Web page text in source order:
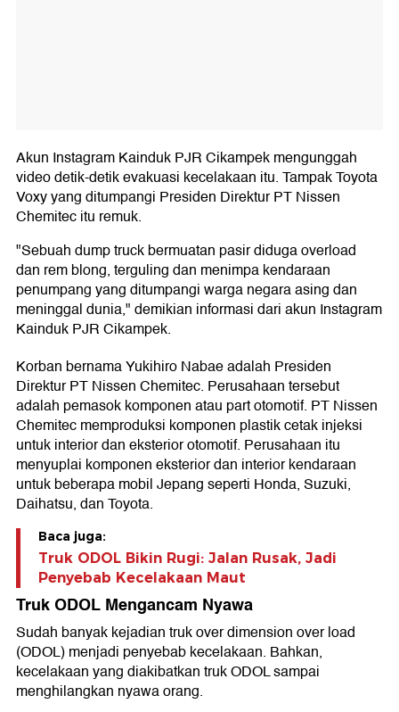
Akun Instagram Kainduk PJR Cikampek mengunggah
video detik-detik evakuasi kecelakaan itu. Tampak Toyota
Voxy yang ditumpangi Presiden Direktur PT Nissen
Chemitec itu remuk.
"Sebuah dump truck bermuatan pasir diduga overload
dan rem blong, terguling dan menimpa kendaraan
penumpang yang ditumpangi warga negara asing dan
meninggal dunia," demikian informasi dari akun Instagram
Kainduk PJR Cikampek.
Korban bernama Yukihiro Nabae adalah Presiden
Direktur PT Nissen Chemitec. Perusahaan tersebut
adalah pemasok komponen atau part otomotif. PT Nissen
Chemitec memproduksi komponen plastik cetak injeksi
untuk interior dan eksterior otomotif. Perusahaan itu
menyuplai komponen eksterior dan interior kendaraan
untuk beberapa mobil Jepang seperti Honda, Suzuki,
Daihatsu, dan Toyota.
Baca juga:
Truk ODOL Bikin Rugi: Jalan Rusak, Jadi
Penyebab Kecelakaan Maut
Truk ODOL Mengancam Nyawa
Sudah banyak kejadian truk over dimension over load
(ODOL) menjadi penyebab kecelakaan. Bahkan,
kecelakaan yang diakibatkan truk ODOL sampai
menghilangkan nyawa orang.